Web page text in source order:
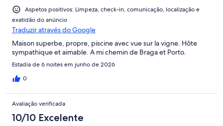
Aspetos positivos: Limpeza, check-in, comunicação, localização e
exatidão do anúncio
Traduzir através do Google
Maison superbe, propre, piscine avec vue sur la vigne. Hôte
sympathique et aimable. A mi chemin de Braga et Porto.
Estadia de 6 noites em junho de 2026
0
Avaliação verificada
10/10 Excelente